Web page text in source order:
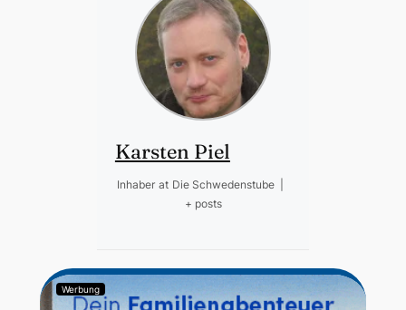
Karsten Piel
Inhaber at Die Schwedenstube
+ posts
Werbung